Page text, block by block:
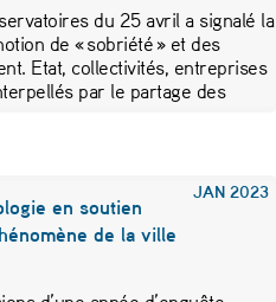
du 25 avril a signalé la
de « sobriété » et des
Etat, collectivités, entreprises
par le partage des
JAN 2023
en soutien
de la ville